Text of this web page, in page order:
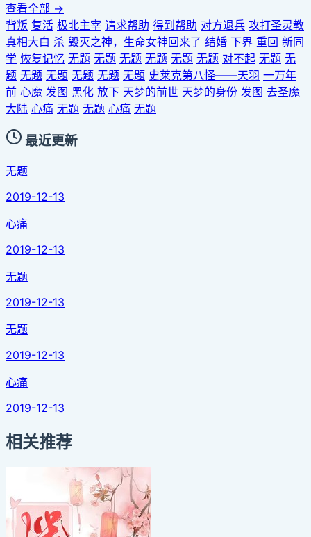
查看全部 →
背叛 复活 极北主宰 请求帮助 得到帮助 对方退兵 攻打圣灵教
真相大白 杀 毁灭之神，生命女神回来了 结婚 下界 重回 新同
学 恢复记忆 无题 无题 无题 无题 无题 无题 对不起 无题 无
题 无题 无题 无题 无题 无题 史莱克第八怪——天羽 一万年
前 心魔 发图 黑化 放下 天梦的前世 天梦的身份 发图 去圣魔
大陆 心痛 无题 无题 心痛 无题
最近更新
无题
2019-12-13
心痛
2019-12-13
无题
2019-12-13
无题
2019-12-13
心痛
2019-12-13
相关推荐